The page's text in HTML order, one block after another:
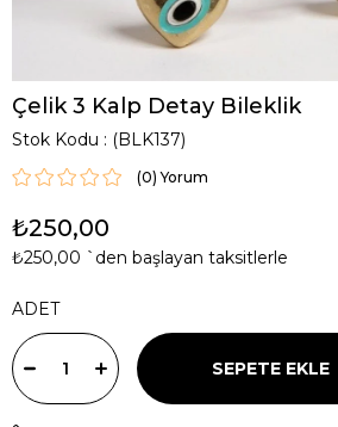
Çelik 3 Kalp Detay Bileklik
Stok Kodu (BLK137)
(0)
₺250,00
₺250,00 `den başlayan taksitlerle
ADET